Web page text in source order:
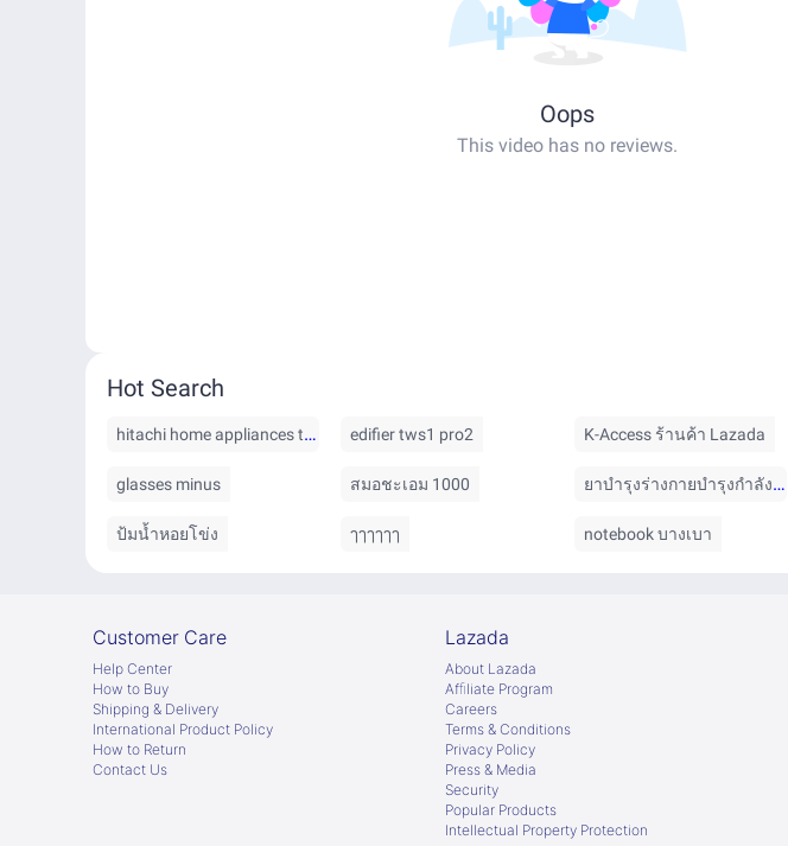
Oops
This video has no reviews.
Hot Search
hitachi home appliances thailand edifier tws1 pro2 K-Access ร้านค้า Lazada
glasses minus สมอชะเอม 1000 ยาบำรุงร่างกายบำรุงกำลังชาย
ป้มน้ำหอยโข่ง ๅๅๅๅๅๅ notebook บางเบา
Customer Care
Help Center
How to Buy
Shipping & Delivery
International Product Policy
How to Return
Contact Us
Lazada
About Lazada
Afﬁliate Program
Careers
Terms & Conditions
Privacy Policy
Press & Media
Security
Popular Products
Intellectual Property Protection